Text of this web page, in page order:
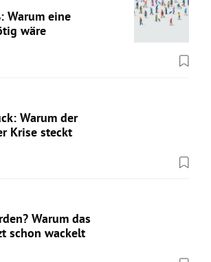
Warum eine
wäre
Warum der
Krise steckt
Warum das
schon wackelt